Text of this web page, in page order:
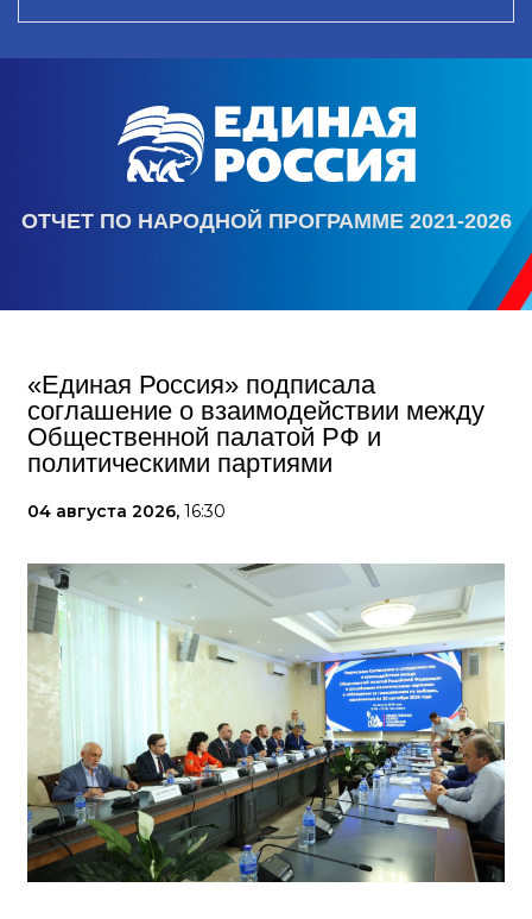
ОТЧЕТ ПО НАРОДНОЙ ПРОГРАММЕ 2021-2026
«Единая Россия» подписала
соглашение о взаимодействии между
Общественной палатой РФ и
политическими партиями
04 августа 2026, 16:30